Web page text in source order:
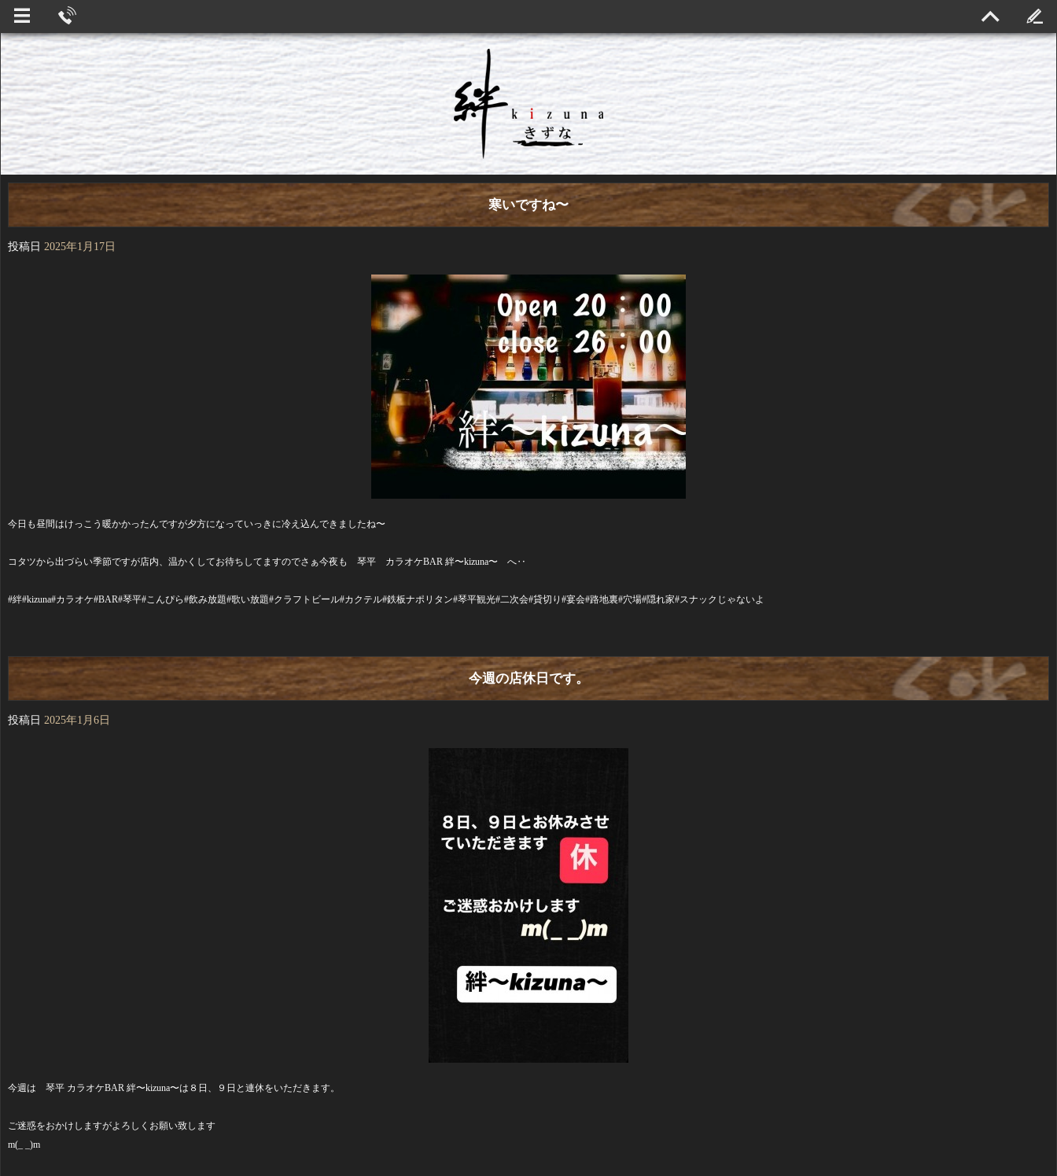
寒いですね〜
投稿日 2025年1月17日
今日も昼間はけっこう暖かかったんですが夕方になっていっきに冷え込んできましたね〜
コタツから出づらい季節ですが店内、温かくしてお待ちしてますのでさぁ今夜も 琴平 カラオケBAR 絆〜kizuna〜 へ‥
#絆#kizuna#カラオケ#BAR#琴平#こんぴら#飲み放題#歌い放題#クラフトビール#カクテル#鉄板ナポリタン#琴平観光#二次会#貸切り#宴会#路地裏#穴場#隠れ家#スナックじゃないよ
今週の店休日です。
投稿日 2025年1月6日
今週は 琴平 カラオケBAR 絆〜kizuna〜は８日、９日と連休をいただきます。
ご迷惑をおかけしますがよろしくお願い致します
m(_ _)m